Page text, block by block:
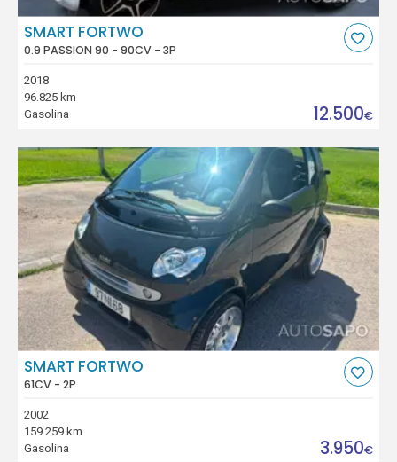
SMART FORTWO
0.9 PASSION 90 - 90CV - 3P
2018
96.825 km
Gasolina
12.500€
SMART FORTWO
61CV - 2P
2002
159.259 km
Gasolina
3.950€